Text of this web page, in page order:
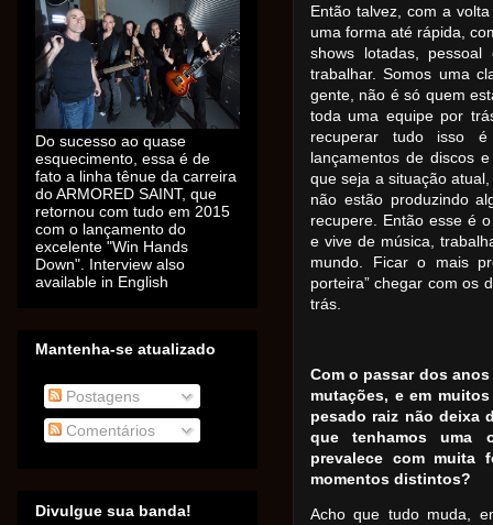
Então talvez, com a
uma forma até rápida,
shows lotadas, pessoal
trabalhar. Somos uma
gente, não é só quem
toda uma equipe por
recuperar tudo isso
lançamentos de discos
que seja a situação
não estão produzindo
recupere. Então esse é
e vive de música,
mundo. Ficar o mais
porteira” chegar com os
trás.
Com o passar dos
mutações, e em
pesado raiz não deixa
que tenhamos uma
prevalece com muita
momentos distintos?
Acho que tudo muda,
Do sucesso ao quase
esquecimento, essa é de
fato a linha tênue da carreira
do ARMORED SAINT, que
retornou com tudo em 2015
com o lançamento do
excelente "Win Hands
Down". Interview also
available in English
Mantenha-se atualizado
Postagens
Comentários
Divulgue sua banda!